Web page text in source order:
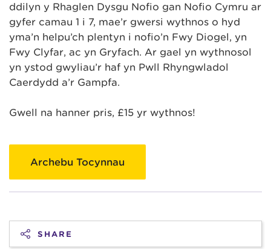
ddilyn y Rhaglen Dysgu Nofio gan Nofio Cymru ar
gyfer camau 1 i 7, mae’r gwersi wythnos o hyd
yma’n helpu’ch plentyn i nofio’n Fwy Diogel, yn
Fwy Clyfar, ac yn Gryfach. Ar gael yn wythnosol
yn ystod gwyliau’r haf yn Pwll Rhyngwladol
Caerdydd a’r Gampfa.
Gwell na hanner pris, £15 yr wythnos!
Archebu Tocynnau
SHARE